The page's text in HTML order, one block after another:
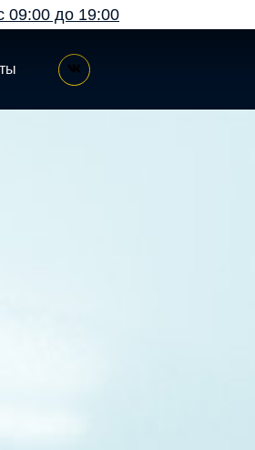
09:00 до 19:00